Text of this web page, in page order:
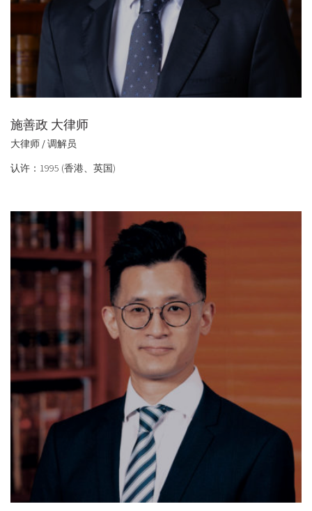
施善政 大律师
大律师 / 调解员
认许：1995 (香港、英国)